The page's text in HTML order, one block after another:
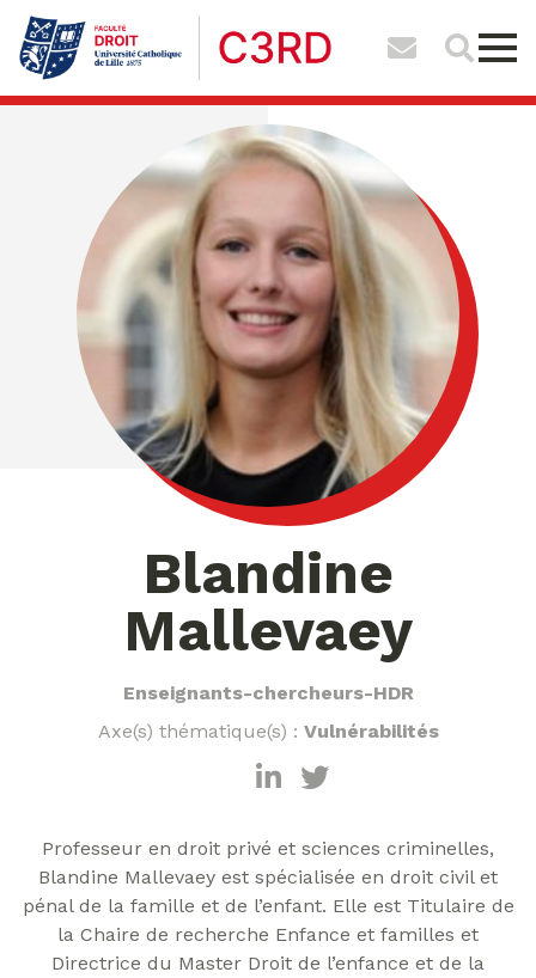
Blandine
Mallevaey
Enseignants-chercheurs-HDR
Axe(s) thématique(s) : Vulnérabilités
Professeur en droit privé et sciences criminelles,
Blandine Mallevaey est spécialisée en droit civil et
pénal de la famille et de l’enfant. Elle est Titulaire de
la Chaire de recherche Enfance et familles et
Directrice du Master Droit de l’enfance et de la